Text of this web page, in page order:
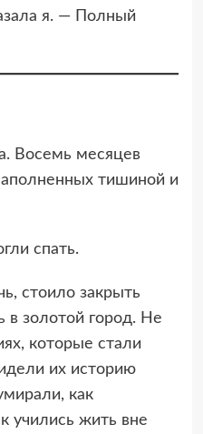
я. — Полный
Восемь месяцев
тишиной и
спать.
стоило закрыть
в золотой город. Не
которые стали
их историю
как
учились жить вне